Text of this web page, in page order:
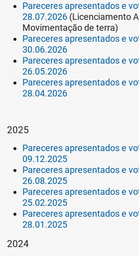
Pareceres apresentados e
28.07.2026 (Licenciamento
Movimentação de terra)
Pareceres apresentados e
30.06.2026
Pareceres apresentados e
26.05.2026
Pareceres apresentados e
28.04.2026
2025
Pareceres apresentados e
09.12.2025
Pareceres apresentados e
26.08.2025
Pareceres apresentados e
25.02.2025
Pareceres apresentados e
28.01.2025
2024